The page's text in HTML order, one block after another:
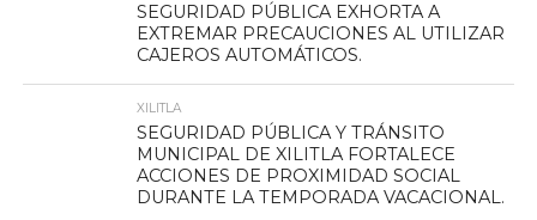
SEGURIDAD PÚBLICA EXHORTA A
EXTREMAR PRECAUCIONES AL UTILIZAR
CAJEROS AUTOMÁTICOS.
XILITLA
SEGURIDAD PÚBLICA Y TRÁNSITO
MUNICIPAL DE XILITLA FORTALECE
ACCIONES DE PROXIMIDAD SOCIAL
DURANTE LA TEMPORADA VACACIONAL.